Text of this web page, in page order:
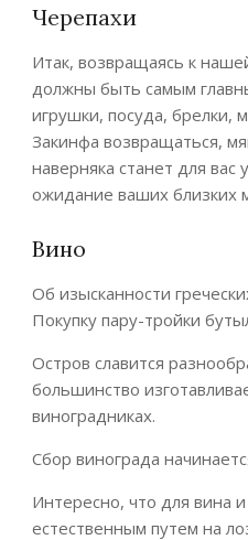
Черепахи
Итак, возвращаясь к
должны быть самым
игрушки, посуда, брелки,
Закинфа возвращаться,
наверняка станет для
ожидание ваших близких
Вино
Об изысканности
Покупку пару-тройки
Остров славится
большинство
виноградниках.
Сбор винограда
Интересно, что для вина
естественным путем на